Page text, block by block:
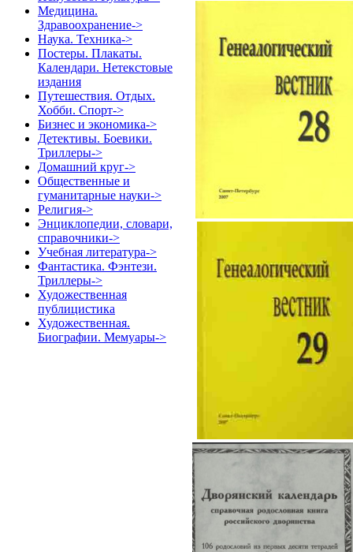
Медицина.
Здравоохранение->
Наука. Техника->
Постеры. Плакаты.
Календари. Нетекстовые
издания
Путешествия. Отдых.
Хобби. Спорт->
Бизнес и экономика->
Детективы. Боевики.
Триллеры->
Домашний круг->
Общественные и
гуманитарные науки->
Религия->
Энциклопедии, словари,
справочники->
Учебная литература->
Фантастика. Фэнтези.
Триллеры->
Художественная
публицистика
Художественная.
Биографии. Мемуары->